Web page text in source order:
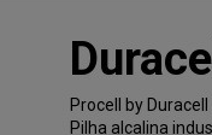
Procell by
Pilha alcalina